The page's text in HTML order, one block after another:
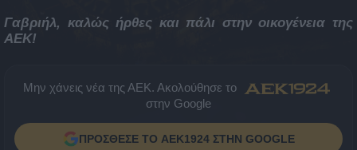
Γαβριήλ, καλώς ήρθες και πάλι στην οικογένεια της
ΑΕΚ!
Μην χάνεις νέα της ΑΕΚ. Ακολούθησε το
στην Google
ΠΡΟΣΘΕΣΕ ΤΟ AEK1924 ΣΤΗΝ GOOGLE